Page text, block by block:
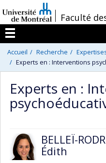
au
contenu
/Faculté
Menu
Accueil Recherche
Experts en : Interventions
Experts en :
BELLEÏ-
Édith